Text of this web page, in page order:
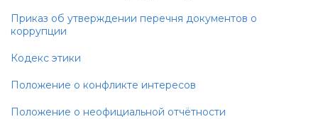
Приказ об утверждении перечня документов о
коррупции
Кодекс этики
Положение о конфликте интересов
Положение о неофициальной отчётности